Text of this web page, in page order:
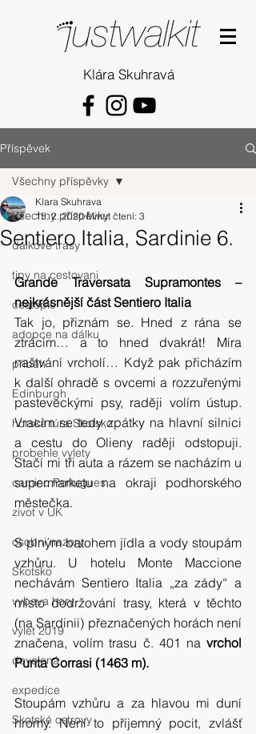
Klára Skuhravá
Příspěvek
Všechny příspěvky
dalkove trasy
tipy na cestovani
cestopis
adopce na dálku
příběh
Edinburgh
horská túra Skotsko
probehle vylety
camino Portugues
zivot v UK
osobni nazory
Skotsko
vybava hory
výlet 2019
dovolená
expedice
Skotské ostrovy
Všechny příspěvky
Sentiero Italia, Sardinie 6.
Klara Skuhrava
15. 2. 2020 Minut čtení: 3
Grande Traversata Supramontes –
nejkrásnější část Sentiero Italia
Tak jo, přiznám se. Hned z rána se
ztrácím… a to hned dvakrát! Míra
naštvání vrcholí… Když pak přicházím
k další ohradě s ovcemi a rozzuřenými
pasteveckými psy, raději volím ústup.
Vracím se tedy zpátky na hlavní silnici
a cestu do Olieny raději odstopuji.
Stačí mi tři auta a rázem se nacházím u
supermarketu na okraji podhorského
městečka.
S plným batohem jídla a vody stoupám
vzhůru. U hotelu Monte Maccione
nechávám Sentiero Italia „za zády“ a
místo dodržování trasy, která v těchto
(na Sardinii) přeznačených horách není
značena, volím trasu č. 401 na vrchol
Punta Corrasi (1463 m).
Stoupám vzhůru a za hlavou mi duní
hromy. Není to příjemný pocit, zvlášť